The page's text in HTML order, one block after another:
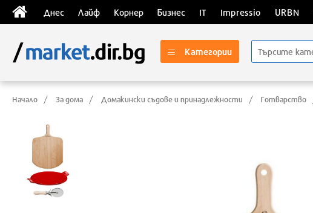
Днес Лайф Корнер Бизнес IT Impressio URBN
Категории
Начало За дома Домакински съдове и принадлежности Готварство